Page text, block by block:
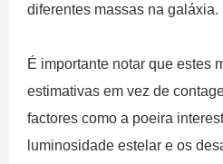
diferentes massas na galáxia.
É importante notar que estes
estimativas em vez de
factores como a poeira
luminosidade estelar e os